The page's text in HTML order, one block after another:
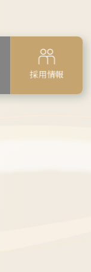
採用情報